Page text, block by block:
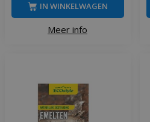
Meer info
IN WINKELWAGEN